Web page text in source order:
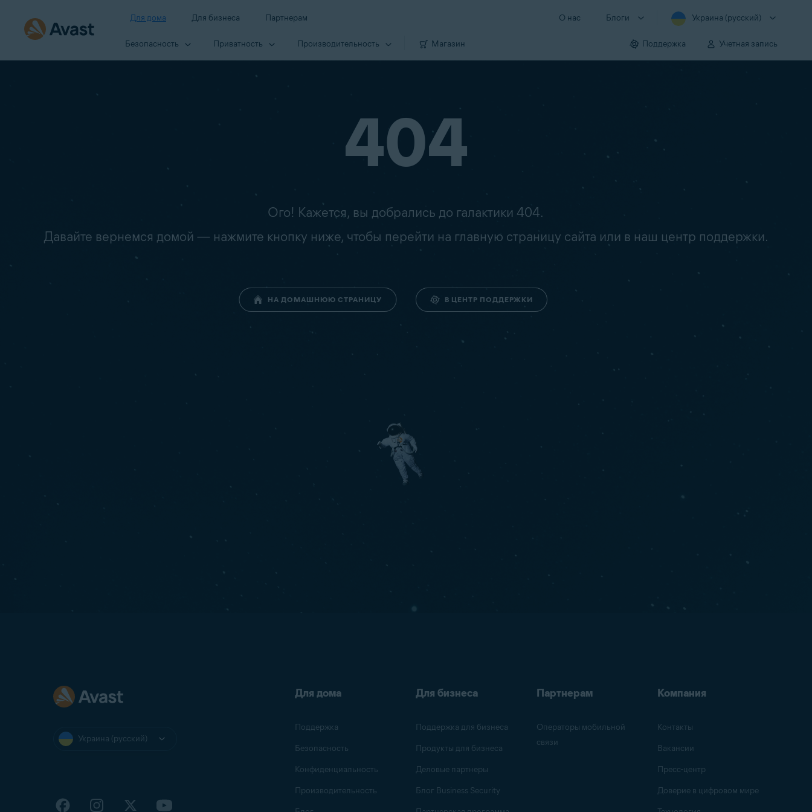
Для дома Для бизнеса Партнерам О нас Блоги Украина (русский)
Безопасность Приватность Производи­тельность Магазин Поддержка Учетная запись
404
Ого! Кажется, вы добрались до галактики 404.
Давайте вернемся домой — нажмите кнопку ниже, чтобы перейти на главную страницу сайта или в наш центр поддержки.
НА ДОМАШНЮЮ СТРАНИЦУ В ЦЕНТР ПОДДЕРЖКИ
Украина (русский)
Для дома
Поддержка
Безопасность
Конфиденциальность
Производительность
Для бизнеса
Поддержка для бизнеса
Продукты для бизнеса
Деловые партнеры
Блог Business Security
Партнерам
Операторы мобильной
связи
Компания
Контакты
Вакансии
Пресс-центр
Доверие в цифровом мире